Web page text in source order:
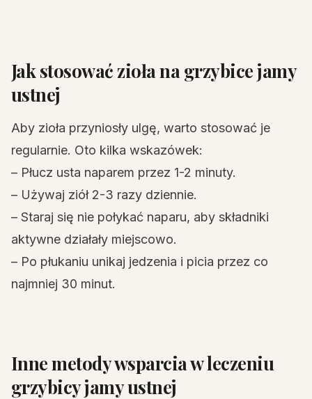
Jak stosować zioła na grzybice jamy
ustnej
Aby zioła przyniosły ulgę, warto stosować je
regularnie. Oto kilka wskazówek:
– Płucz usta naparem przez 1-2 minuty.
– Używaj ziół 2-3 razy dziennie.
– Staraj się nie połykać naparu, aby składniki
aktywne działały miejscowo.
– Po płukaniu unikaj jedzenia i picia przez co
najmniej 30 minut.
Inne metody wsparcia w leczeniu
grzybicy jamy ustnej